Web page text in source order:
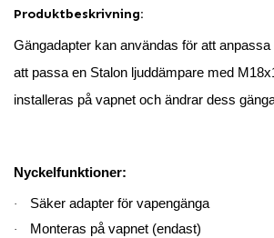
Produktbeskrivning:
Gängadapter kan användas för att
att passa en Stalon ljuddämpare med
installeras på vapnet och ändrar dess
Nyckelfunktioner:
· Säker adapter för vapengänga
· Monteras på vapnet (endast)